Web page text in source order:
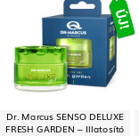
Dr. Marcus SENSO DELUXE
FRESH GARDEN – Illatosító